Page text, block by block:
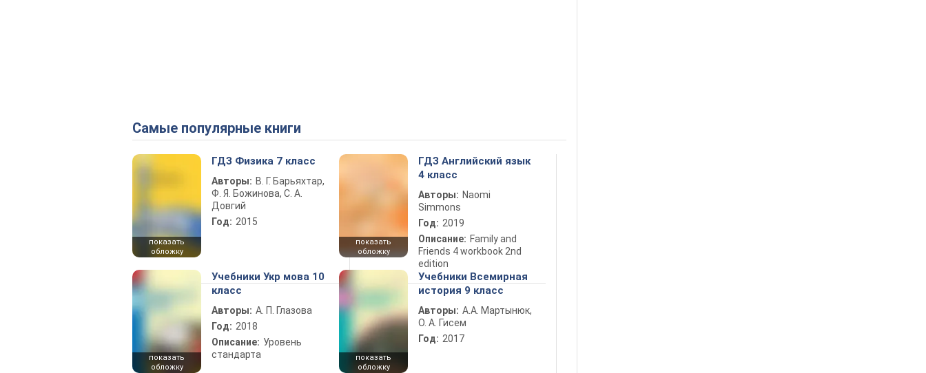
Самые популярные книги
показать
обложку
ГДЗ Физика 7 класс
Авторы: В. Г. Барьяхтар,
Ф. Я. Божинова, С. А.
Довгий
Год: 2015
показать
обложку
ГДЗ Английский язык
4 класс
Авторы: Naomi
Simmons
Год: 2019
Описание: Family and
Friends 4 workbook 2nd
edition
показать
обложку
Учебники Укр мова 10
класс
Авторы: А. П. Глазова
Год: 2018
Описание: Уровень
стандарта
показать
обложку
Учебники Всемирная
история 9 класс
Авторы: А.А. Мартынюк,
О. А. Гисем
Год: 2017